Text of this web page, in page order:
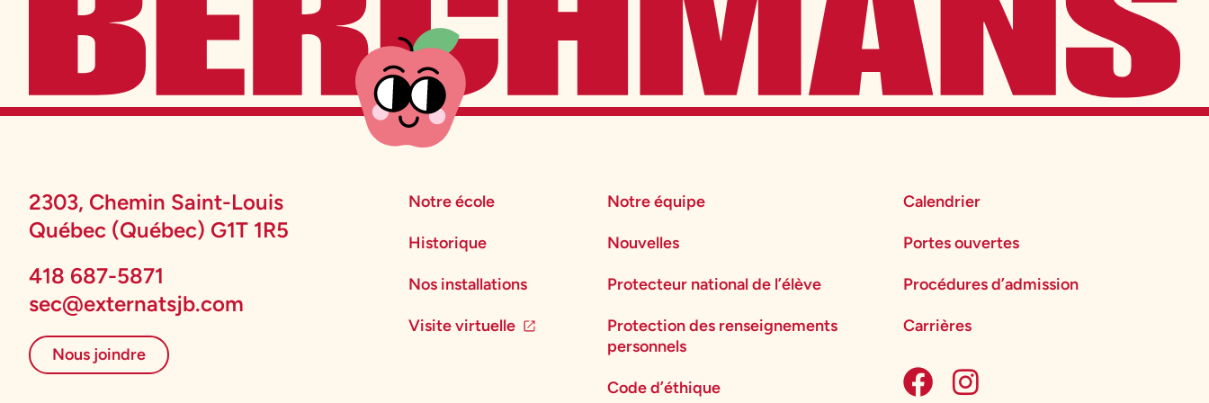
2303, Chemin Saint-Louis
Québec (Québec) G1T 1R5
418 687-5871
sec@externatsjb.com
Nous joindre
Notre école
Historique
Nos installations
Visite virtuelle
Notre équipe
Nouvelles
Protecteur national de l’élève
Protection des renseignements
personnels
Code d’éthique
Calendrier
Portes ouvertes
Procédures d’admission
Carrières